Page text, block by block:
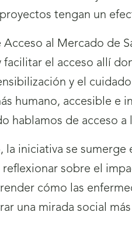
tengan un
al Mercado de
el acceso allí
y el
humano, accesible e
hablamos de acceso a
iniciativa se sumerge
sobre el
cómo las
una mirada social